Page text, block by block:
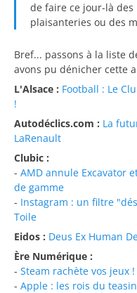
de faire ce jour-là
plaisanteries ou des
Bref... passons à la liste
avons pu dénicher cette
L'Alsace : Football : Le
!
Autodéclics.com : La
LaRenault
Clubic :
- AMD annule Excavator
de gamme
- Instagram : un filtre
Toile
Eidos : Deus Ex Human
Ère Numérique :
- Steam rachète vos jeux !
- Apple : les rois du